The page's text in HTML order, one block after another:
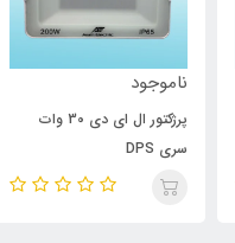
ناموجود
پرژکتور ال ای دی 30 وات
سری DPS